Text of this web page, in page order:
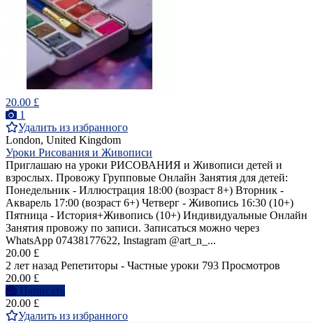
20.00 £
1
Удалить из избранного
London, United Kingdom
Уроки Рисования и Живописи
Приглашаю на уроки РИСОВАНИЯ и Живописи детей и
взрослых. Провожу Групповые Онлайн Занятия для детей:
Понедельник - Иллюстрация 18:00 (возраст 8+) Вторник -
Акварель 17:00 (возраст 6+) Четверг - Живопись 16:30 (10+)
Пятница - История+Живопись (10+) Индивидуальные Онлайн
Занятия провожу по записи. Записаться можно через
WhatsApp 07438177622, Instagram @art_n_...
20.00 £
2 лет назад Репетиторы - Частные уроки 793 Просмотров
20.00 £
Написать
20.00 £
Удалить из избранного